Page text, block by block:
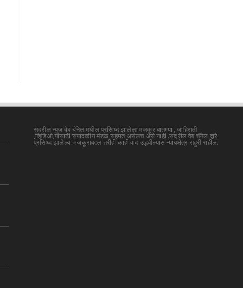
सदरील न्युज वेब चॅनेल मधील प्रसिध्द झालेला मजकूर बातम्या , जाहिराती
,व्हिडिओ,यांसाठी संपादकीय मंडळ सहमत असेलच असे नाही .सदरील वेब चॅनेल द्वारे
प्रसिध्द झालेल्या मजकूराबद्दल तरीही काही वाद उद्भवील्यास न्यायक्षेत्र राहुरी राहील.